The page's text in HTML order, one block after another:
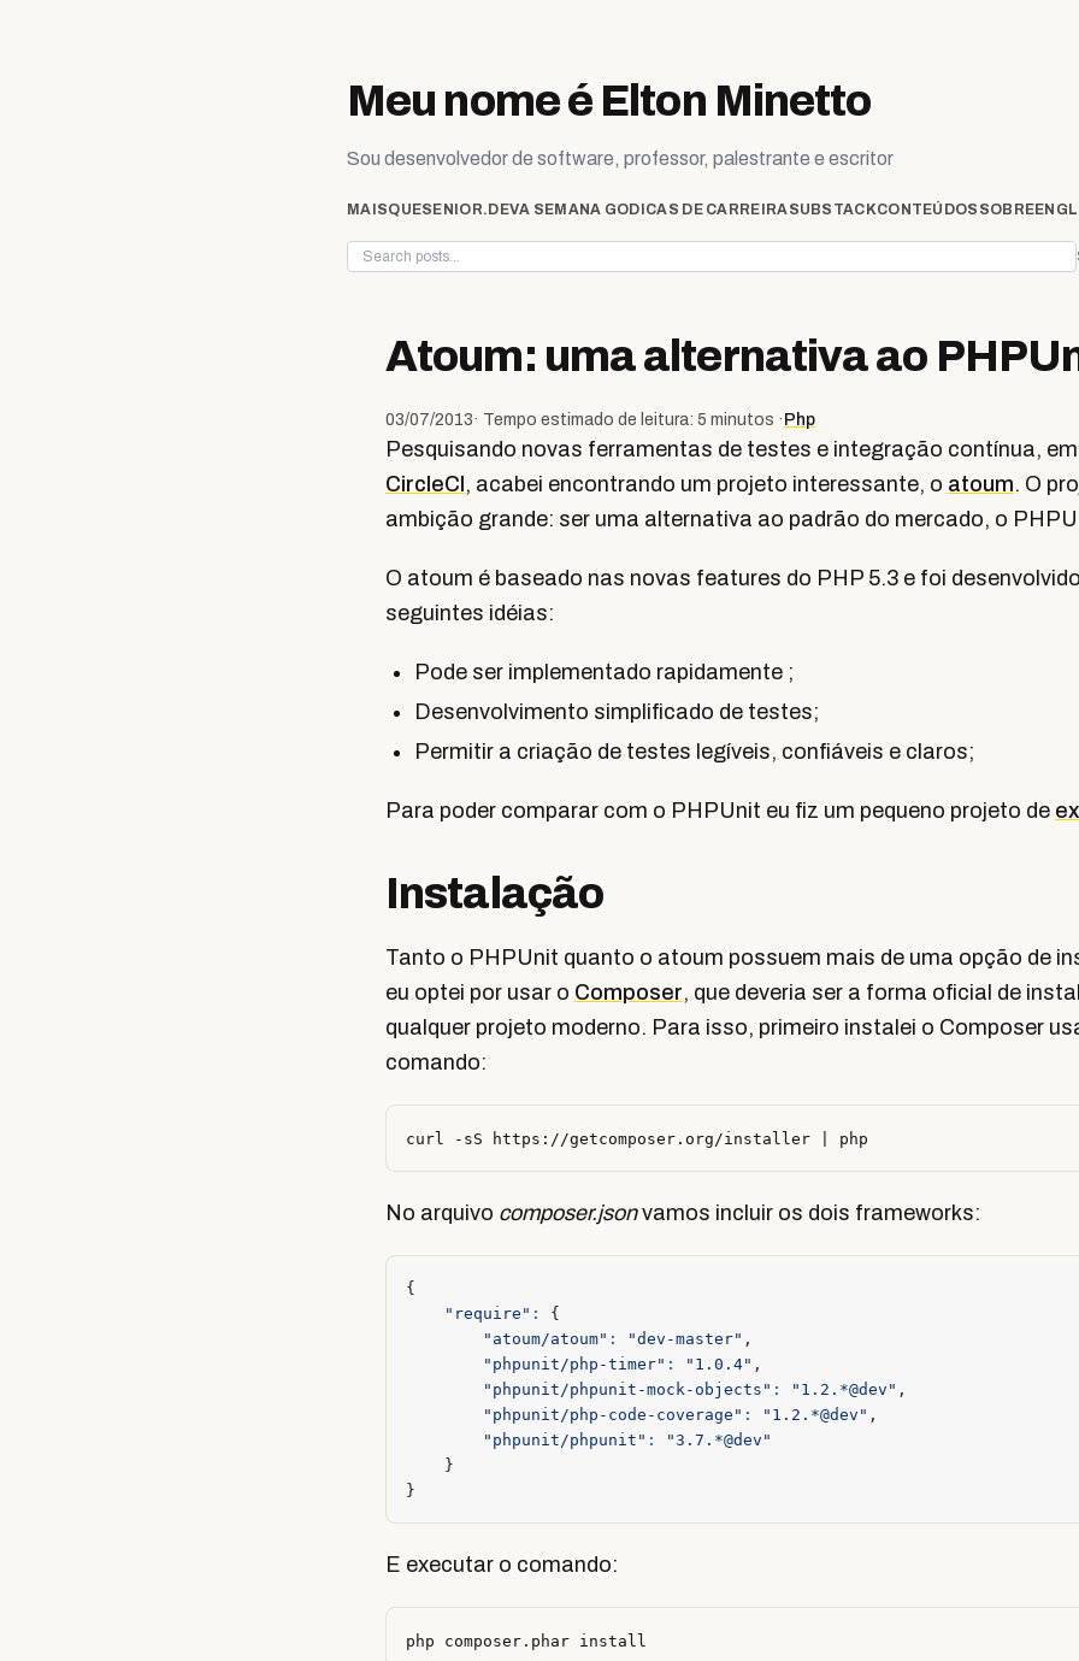
Meu nome é Elton Minetto
Sou desenvolvedor de software, professor, palestrante e escritor
MAISQUESENIOR.DEVA SEMANA GODICAS DE CARREIRASUBSTACKCONTEÚDOS SOBRE
Atoum: uma alternativa ao
03/07/2013· Tempo estimado de leitura: 5 minutos · Php
Pesquisando novas ferramentas de testes e integração contínua,
CircleCI , acabei encontrando um projeto interessante, o atoum. O
ambição grande: ser uma alternativa ao padrão do mercado, o
O atoum é baseado nas novas features do PHP 5.3 e foi
seguintes idéias:
Pode ser implementado rapidamente ;
Desenvolvimento simplificado de testes;
Permitir a criação de testes legíveis, confiáveis e claros;
Para poder comparar com o PHPUnit eu fiz um pequeno projeto de
Instalação
Tanto o PHPUnit quanto o atoum possuem mais de uma opção de
eu optei por usar o Composer, que deveria ser a forma oficial de
qualquer projeto moderno. Para isso, primeiro instalei o Composer
comando:
No arquivo composer.jsonvamos incluir os dois frameworks:
{
"require" :
{
"atoum/atoum" : "dev-master" ,
"phpunit/php-timer" : "1.0.4" ,
"phpunit/phpunit-mock-objects" : "1.2.*@dev" ,
"phpunit/php-code-coverage" : "1.2.*@dev" ,
"phpunit/phpunit" :
"3.7.*@dev"
}
}
E executar o comando: